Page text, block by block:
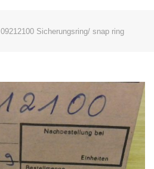
09212100 Sicherungsring/ snap ring